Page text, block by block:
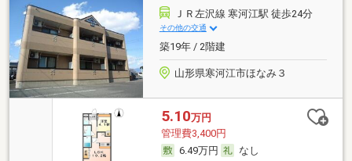
ＪＲ左沢線 寒河江駅 徒歩24分
その他の交通
築19年 / 2階建
山形県寒河江市ほなみ３
5.10万円
管理費3,400円
6.49万円
なし